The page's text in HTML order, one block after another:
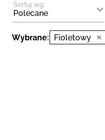
Sortuj wg:
Polecane
Wybrane: Fioletowy